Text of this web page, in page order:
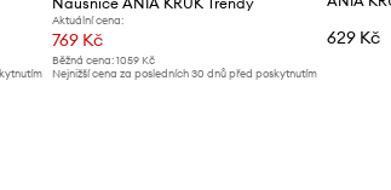
Aktuální cena:
769 Kč
Běžná cena:1059 Kč
Nejnižší cena za posledních 30 dnů před poskytnutím
629 Kč